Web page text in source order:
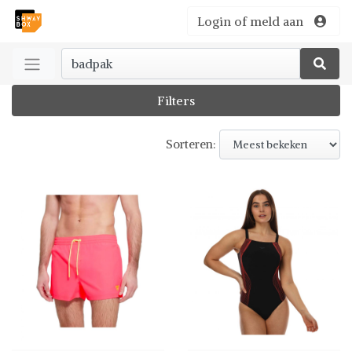
Login of meld aan
Filters
Sorteren: